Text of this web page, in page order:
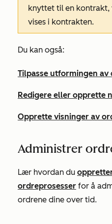
knyttet til en kontrakt,
vises i kontrakten.
Du kan også:
Tilpasse utformingen
Redigere eller opprette
Opprette visninger av
Administrer
Lær hvordan du
ordreprosesser for å
ordrene dine over tid.